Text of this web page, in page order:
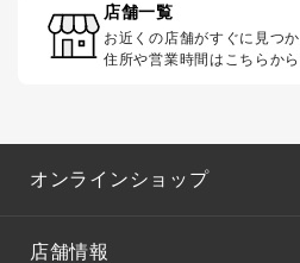
店舗一覧
お近くの店舗がすぐに見つか
住所や営業時間はこちらか
オンラインショップ
店舗情報